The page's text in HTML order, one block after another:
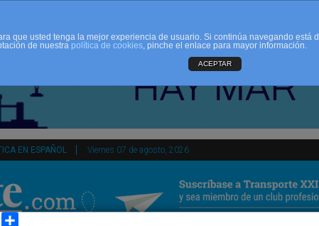
EN ESPAÑOL Viernes 07 de agosto, 2026
que usted tenga la mejor experiencia de usuario. Si continúa navegando está
de nuestra política de cookies, pinche el enlace para mayor información.
ACEPTAR
LinkedIn